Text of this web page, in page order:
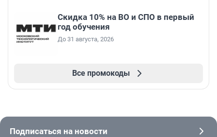
Скидка 10% на ВО и СПО в первый
год обучения
До 31 августа, 2026
Все промокоды
Подписаться на новости